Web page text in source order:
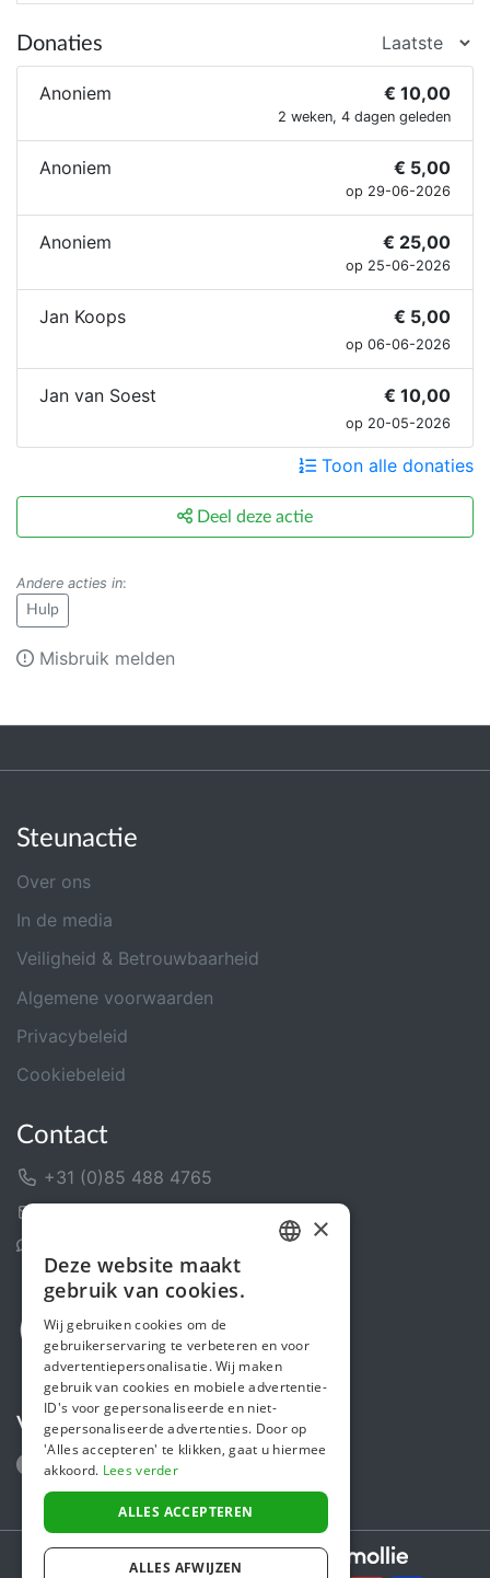
Donaties
Anoniem € 10,00
2 weken, 4 dagen geleden
Anoniem € 5,00
op 29-06-2026
Anoniem € 25,00
op 25-06-2026
Jan Koops € 5,00
op 06-06-2026
Jan van Soest € 10,00
op 20-05-2026
Toon alle donaties
Deel deze actie
Andere acties in:
Hulp
Misbruik melden
Steunactie
Over ons
In de media
Veiligheid & Betrouwbaarheid
Algemene voorwaarden
Privacybeleid
Cookiebeleid
Contact
+31 (0)85 488 4765
Volg ons
Secure payments powered by
ENGLISH
×
Deze website maakt
gebruik van cookies.
Wij gebruiken cookies om de
gebruikerservaring te verbeteren en voor
advertentiepersonalisatie. Wij maken
gebruik van cookies en mobiele advertentie-
ID's voor gepersonaliseerde en niet-
gepersonaliseerde advertenties. Door op
'Alles accepteren' te klikken, gaat u hiermee
akkoord. Lees verder
ALLES ACCEPTEREN
ALLES AFWIJZEN